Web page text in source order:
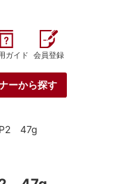
ガイド 会員登録
ーから探す
47g